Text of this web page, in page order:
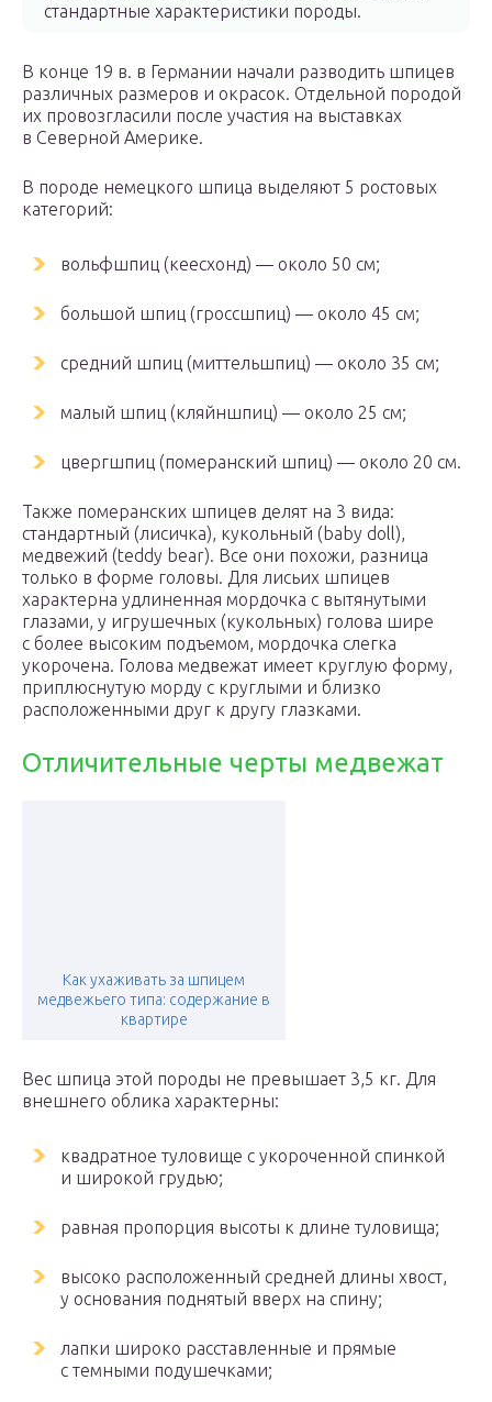
стандартные характеристики породы.
В конце 19 в. в Германии начали разводить шпицев
различных размеров и окрасок. Отдельной породой
их провозгласили после участия на выставках
в Северной Америке.
В породе немецкого шпица выделяют 5 ростовых
категорий:
вольфшпиц (кеесхонд) — около 50 см;
большой шпиц (гроссшпиц) — около 45 см;
средний шпиц (миттельшпиц) — около 35 см;
малый шпиц (кляйншпиц) — около 25 см;
цвергшпиц (померанский шпиц) — около 20 см.
Также померанских шпицев делят на 3 вида:
стандартный (лисичка), кукольный (baby doll),
медвежий (teddy bear). Все они похожи, разница
только в форме головы. Для лисьих шпицев
характерна удлиненная мордочка с вытянутыми
глазами, у игрушечных (кукольных) голова шире
с более высоким подъемом, мордочка слегка
укорочена. Голова медвежат имеет круглую форму,
приплюснутую морду с круглыми и близко
расположенными друг к другу глазками.
Отличительные черты медвежат
Как ухаживать за шпицем
медвежьего типа: содержание в
квартире
Вес шпица этой породы не превышает 3,5 кг. Для
внешнего облика характерны:
квадратное туловище с укороченной спинкой
и широкой грудью;
равная пропорция высоты к длине туловища;
высоко расположенный средней длины хвост,
у основания поднятый вверх на спину;
лапки широко расставленные и прямые
с темными подушечками;